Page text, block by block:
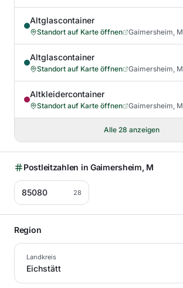
Altglascontainer
Standort auf Karte öffnen Gaimersheim, M
Altglascontainer
Standort auf Karte öffnen Gaimersheim, M
Altkleidercontainer
Standort auf Karte öffnen Gaimersheim, M
Alle 28 anzeigen
Postleitzahlen in Gaimersheim, M
85080 28
Region
Landkreis
Eichstätt